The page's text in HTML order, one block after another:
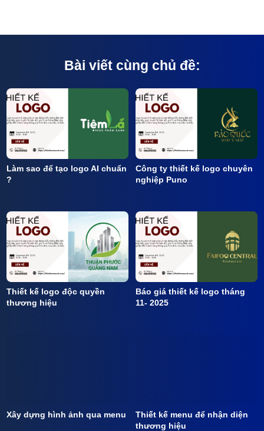
Bài viết cùng chủ đề:
Làm sao để tạo logo AI chuẩn
?
Công ty thiết kế logo chuyên
nghiệp Puno
Thiết kế logo độc quyền
thương hiệu
Báo giá thiết kế logo tháng
11- 2025
Xây dựng hình ảnh qua menu
Thiết kế menu để nhận diện
thương hiệu